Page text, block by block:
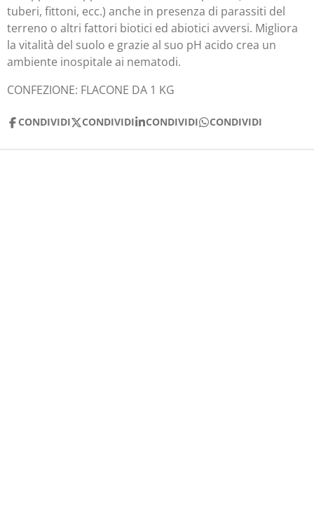
tuberi, fittoni, ecc.) anche in presenza di parassiti del
terreno o altri fattori biotici ed abiotici avversi. Migliora
la vitalità del suolo e grazie al suo pH acido crea un
ambiente inospitale ai nematodi.
CONFEZIONE: FLACONE DA 1 KG
CONDIVIDI CONDIVIDI CONDIVIDI CONDIVIDI